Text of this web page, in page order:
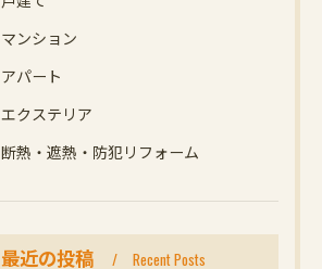
マンション
アパート
エクステリア
断熱・遮熱・防犯リフォーム
最近の投稿 Recent Posts